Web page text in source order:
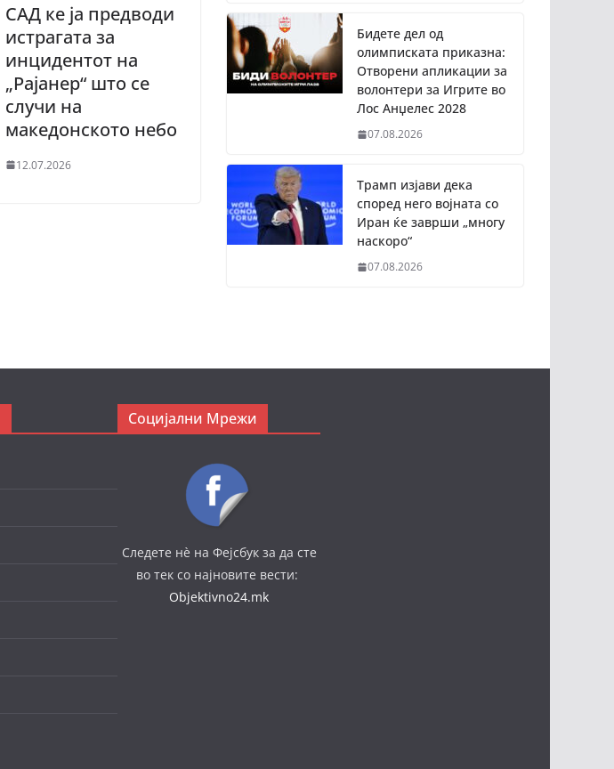
САД ке ја предводи
истрагата за
инцидентот на
„Рајанер“ што се
случи на
македонското небо
12.07.2026
Бидете дел од
олимписката приказна:
Отворени апликации за
волонтери за Игрите во
Лос Анџелес 2028
07.08.2026
Трамп изјави дека
според него војната со
Иран ќе заврши „многу
наскоро“
07.08.2026
Социјални Мрежи
Следете нè на Фејсбук за да сте
во тек со најновите вести:
Objektivno24.mk